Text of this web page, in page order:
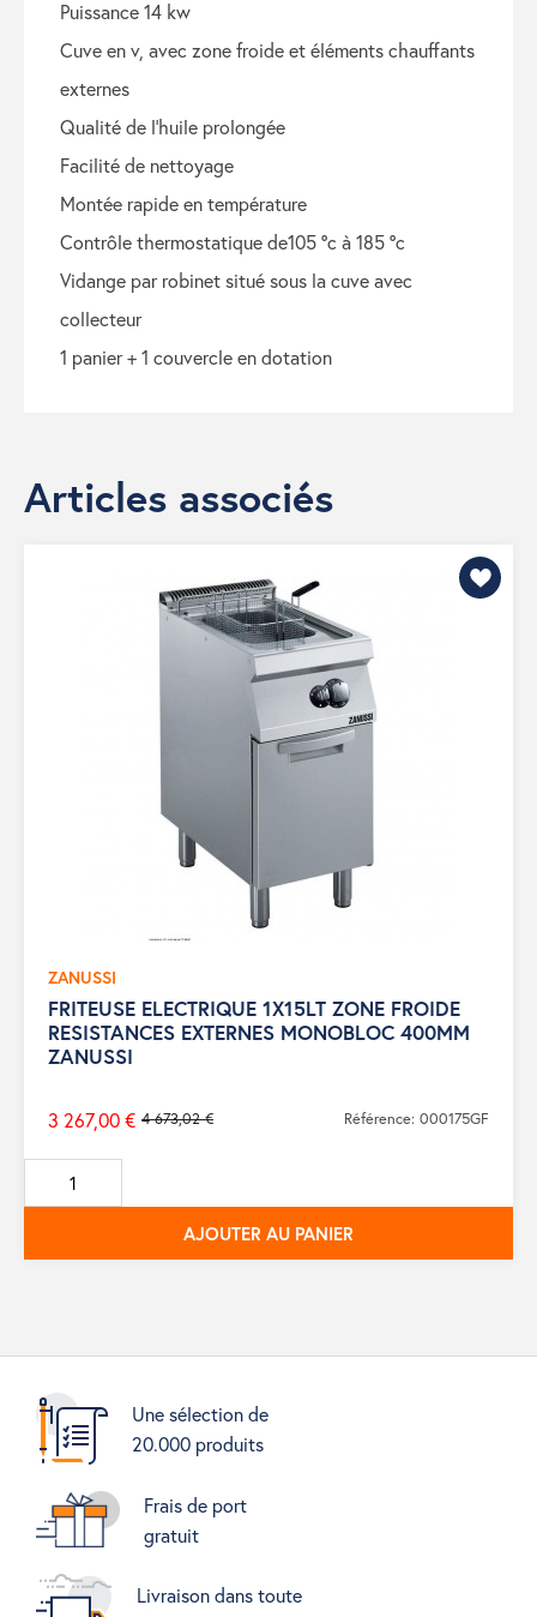
puissance 14 kw
cuve en v, avec zone froide et éléments chauffants
externes
qualité de l’huile prolongée
facilité de nettoyage
montée rapide en température
contrôle thermostatique de105 °c à 185 °c
vidange par robinet situé sous la cuve avec
collecteur
1 panier + 1 couvercle en dotation
Articles associés
ZANUSSI
FRITEUSE ELECTRIQUE 1X15LT ZONE FROIDE
RESISTANCES EXTERNES MONOBLOC 400MM
ZANUSSI
Prix
de
base
4 673,02 €
3 267,00 € Référence: 000175GF
AJOUTER AU PANIER
Une sélection de
20.000 produits
Frais de port
gratuit
Livraison dans toute